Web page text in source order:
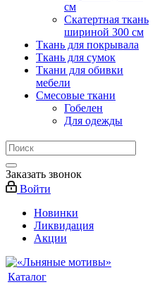
см
Скатертная ткань
шириной 300 см
Ткань для покрывала
Ткань для сумок
Ткани для обивки
мебели
Смесовые ткани
Гобелен
Для одежды
Заказать звонок
Войти
Новинки
Ликвидация
Акции
Каталог